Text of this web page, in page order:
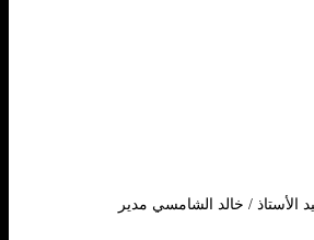
الأستاذ / خالد الشامسي مدير